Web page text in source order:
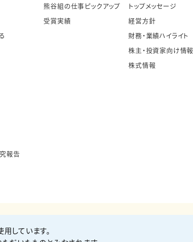
報告
熊谷組の仕事ピックアップ
受賞実績
トップメッセージ
経営方針
財務・業績ハイライト
株主・投資家向け情報
株式情報
せ
しています。